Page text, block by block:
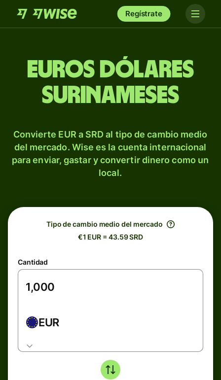
Regístrate
Euros dólares
surinameses
Convierte EUR a SRD al tipo de cambio medio
del mercado. Wise es la cuenta internacional
para enviar, gastar y convertir dinero como un
local.
Tipo de cambio medio del mercado
€1 EUR = 43.59 SRD
Cantidad
EUR